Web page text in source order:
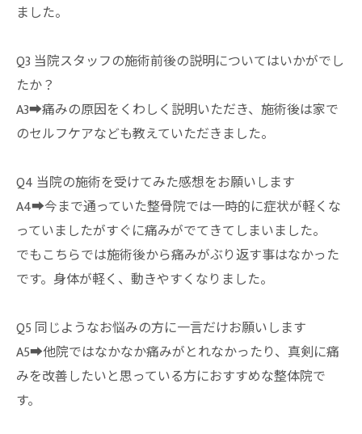
ました。
Q3 当院スタッフの施術前後の説明についてはいかがでし
たか？
A3➡︎痛みの原因をくわしく説明いただき、施術後は家で
のセルフケアなども教えていただきました。
Q4 当院の施術を受けてみた感想をお願いします
A4➡︎今まで通っていた整骨院では一時的に症状が軽くな
っていましたがすぐに痛みがでてきてしまいました。
でもこちらでは施術後から痛みがぶり返す事はなかった
です。身体が軽く、動きやすくなりました。
Q5 同じようなお悩みの方に一言だけお願いします
A5➡︎他院ではなかなか痛みがとれなかったり、真剣に痛
みを改善したいと思っている方におすすめな整体院で
す。